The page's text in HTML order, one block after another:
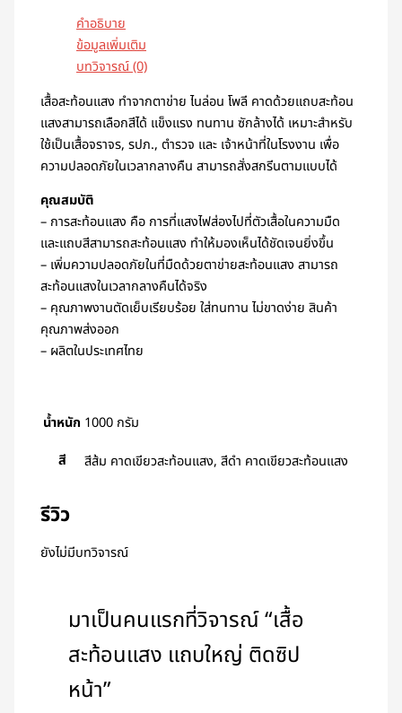
คำอธิบาย
ข้อมูลเพิ่มเติม
บทวิจารณ์ (0)
เสื้อสะท้อนแสง ทำจากตาข่าย ไนล่อน โพลี คาดด้วยแถบสะท้อน
แสงสามารถเลือกสีได้ แข็งแรง ทนทาน ซักล้างได้ เหมาะสำหรับ
ใช้เป็นเสื้อจราจร, รปภ., ตำรวจ และ เจ้าหน้าที่ในโรงงาน เพื่อ
ความปลอดภัยในเวลากลางคืน สามารถสั่งสกรีนตามแบบได้
คุณสมบัติ
– การสะท้อนแสง คือ การที่แสงไฟส่องไปที่ตัวเสื้อในความมืด
และแถบสีสามารถสะท้อนแสง ทำให้มองเห็นได้ชัดเจนยิ่งขึ้น
– เพิ่มความปลอดภัยในที่มืดด้วยตาข่ายสะท้อนแสง สามารถ
สะท้อนแสงในเวลากลางคืนได้จริง
– คุณภาพงานตัดเย็บเรียบร้อย ใส่ทนทาน ไม่ขาดง่าย สินค้า
คุณภาพส่งออก
– ผลิตในประเทศไทย
น้ำหนัก 1000 กรัม
สี
สีส้ม คาดเขียวสะท้อนแสง, สีดำ คาดเขียวสะท้อนแสง
รีวิว
ยังไม่มีบทวิจารณ์
มาเป็นคนแรกที่วิจารณ์ “เสื้อ
สะท้อนแสง แถบใหญ่ ติดซิป
หน้า”